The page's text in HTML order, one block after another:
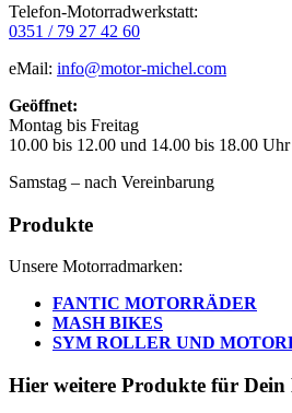
Telefon-Motorradwerkstatt:
0351 / 79 27 42 60
eMail: info@motor-michel.com
Geöffnet:
Montag bis Freitag
10.00 bis 12.00 und 14.00 bis 18.00 Uhr
Samstag – nach Vereinbarung
Produkte
Unsere Motorradmarken:
FANTIC MOTORRÄDER
MASH BIKES
SYM ROLLER UND
Hier weitere Produkte für